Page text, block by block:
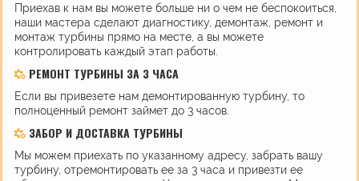
Приехав к нам вы можете больше ни о чем не беспокоиться,
наши мастера сделают диагностику, демонтаж, ремонт и
монтаж турбины прямо на месте, а вы можете
контролировать каждый этап работы.
РЕМОНТ ТУРБИНЫ ЗА 3 ЧАСА
Если вы привезете нам демонтированную турбину, то
полноценный ремонт займет до 3 часов.
ЗАБОР И ДОСТАВКА ТУРБИНЫ
Мы можем приехать по указанному адресу, забрать вашу
турбину, отремонтировать ее за 3 часа и привезти ее